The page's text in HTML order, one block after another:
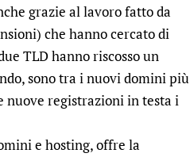
grazie al lavoro fatto da
che hanno cercato di
TLD hanno riscosso un
sono tra i nuovi domini più
nuove registrazioni in testa i
e hosting, offre la